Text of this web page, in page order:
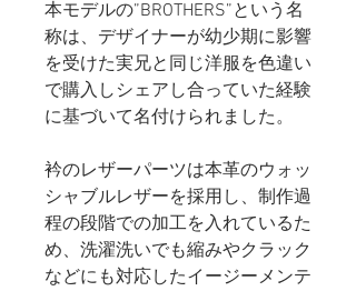
本モデルの”BROTHERS”という名
称は、デザイナーが幼少期に影響
を受けた実兄と同じ洋服を色違い
で購入しシェアし合っていた経験
に基づいて名付けられました。
衿のレザーパーツは本革のウォッ
シャブルレザーを採用し、制作過
程の段階での加工を入れているた
め、洗濯洗いでも縮みやクラック
などにも対応したイージーメンテ